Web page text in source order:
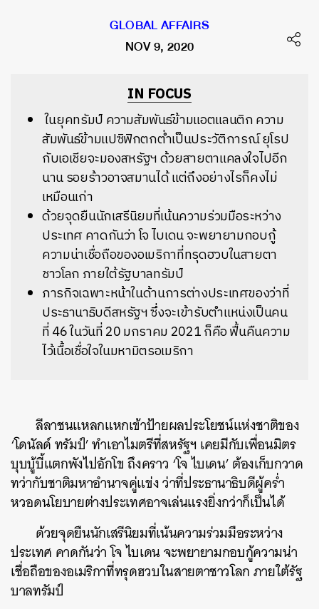
GLOBAL AFFAIRS
NOV 9, 2020
IN FOCUS
ในยุคทรัมป์ ความสัมพันธ์ข้ามแอตแลนติก ความ
สัมพันธ์ข้ามแปซิฟิกตกต่ำเป็นประวัติการณ์ ยุโรป
กับเอเชียจะมองสหรัฐฯ ด้วยสายตาแคลงใจไปอีก
นาน รอยร้าวอาจสมานได้ แต่ถึงอย่างไรก็คงไม่
เหมือนเก่า
ด้วยจุดยืนนักเสรีนิยมที่เน้นความร่วมมือระหว่าง
ประเทศ คาดกันว่า โจ ไบเดน จะพยายามกอบกู้
ความน่าเชื่อถือของอเมริกาที่ทรุดฮวบในสายตา
ชาวโลก ภายใต้รัฐบาลทรัมป์
ภารกิจเฉพาะหน้าในด้านการต่างประเทศของว่าที่
ประธานาธิบดีสหรัฐฯ ซึ่งจะเข้ารับตำแหน่งเป็นคน
ที่ 46 ในวันที่ 20 มกราคม 2021 ก็คือ ฟื้นคืนความ
ไว้เนื้อเชื่อใจในมหามิตรอเมริกา
ลีลาชนแหลกแหกเข้าป้ายผลประโยชน์แห่งชาติของ
‘โดนัลด์ ทรัมป์’ ทำเอาไมตรีที่สหรัฐฯ เคยมีกับเพื่อนมิตร
บุบบู้บี้แตกพังไปอักโข ถึงคราว ‘โจ ไบเดน’ ต้องเก็บกวาด
ทว่ากับชาติมหาอำนาจคู่แข่ง ว่าที่ประธานาธิบดีผู้คร่ำ
หวอดนโยบายต่างประเทศอาจเล่นแรงยิ่งกว่าก็เป็นได้
ด้วยจุดยืนนักเสรีนิยมที่เน้นความร่วมมือระหว่าง
ประเทศ คาดกันว่า โจ ไบเดน จะพยายามกอบกู้ความน่า
เชื่อถือของอเมริกาที่ทรุดฮวบในสายตาชาวโลก ภายใต้รัฐ
บาลทรัมป์